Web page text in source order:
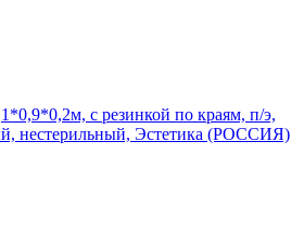
с резинкой по краям, п/э,
нестерильный, Эстетика (РОССИЯ)